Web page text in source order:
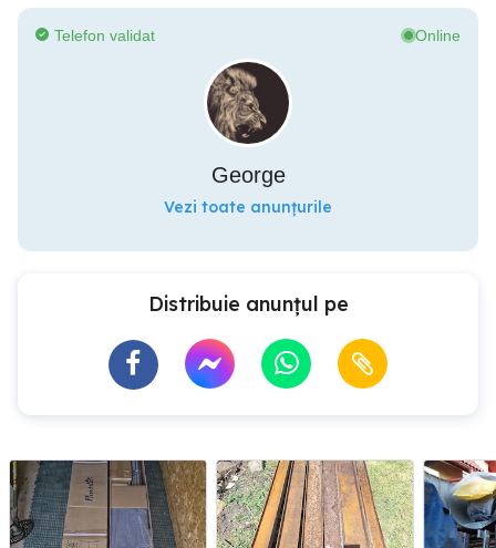
Telefon validat Online
George
Vezi toate anunțurile
Distribuie anunțul pe